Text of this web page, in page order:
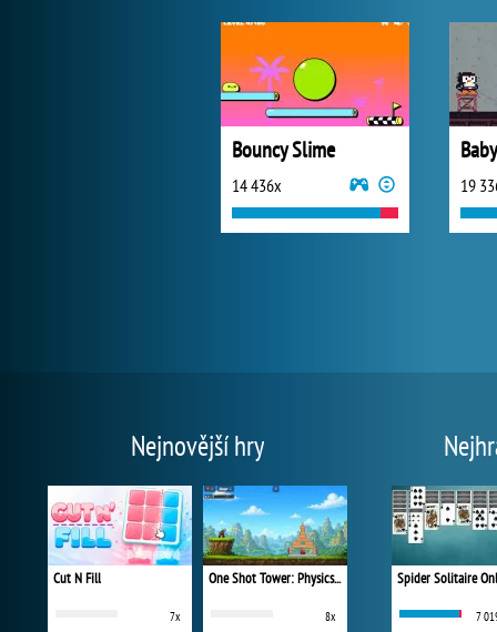
Bouncy Slime
14 436x 19
Nejnovější hry
Cut N Fill
7x
One Shot Tower: Physics Destroyer
8x
Spider Solitaire
7